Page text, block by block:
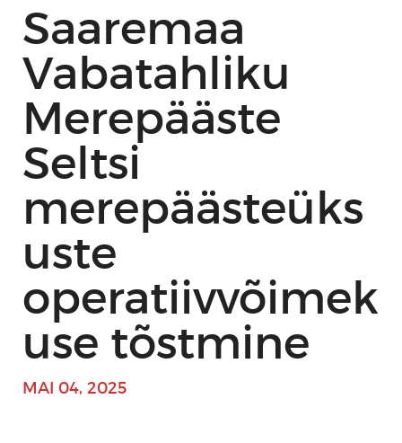
Saaremaa
Vabatahliku
Merepääste
Seltsi
merepäästeüks
uste
operatiivvõimek
use tõstmine
MAI 04, 2025